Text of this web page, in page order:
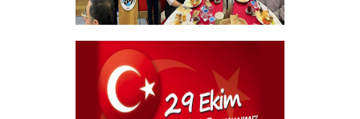
Geleneksel Bursiyer öğrencilerimizle
kahvaltı Programı
+